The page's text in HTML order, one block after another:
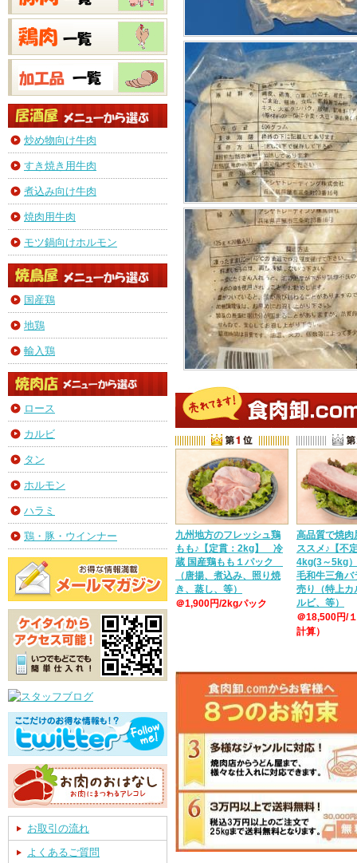
炒め物向け牛肉
すき焼き用牛肉
煮込み向け牛肉
焼肉用牛肉
モツ鍋向けホルモン
国産鶏
地鶏
輸入鶏
ロース
カルビ
タン
ホルモン
ハラミ
鶏・豚・ウインナー
お取引の流れ
よくあるご質問
九州地方のフレッシュ鶏
もも♪【定貫：2kg】 冷
蔵 国産鶏もも１パック
（唐揚、煮込み、照り焼
き、蒸し、等）
＠1,900円/2kgパック
高品質で焼肉
ススメ♪【不
4kg(3～5kg
毛和牛三角バ
売り（特上カ
ルビ、等）
＠18,500円/
計算）